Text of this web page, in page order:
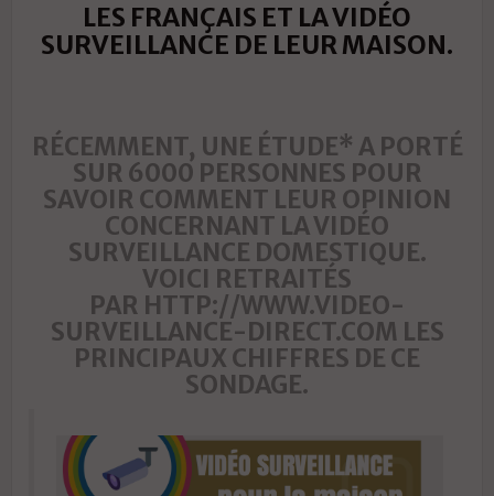
LES FRANÇAIS ET LA VIDÉO
SURVEILLANCE DE LEUR MAISON.
RÉCEMMENT, UNE ÉTUDE* A PORTÉ
SUR 6000 PERSONNES POUR
SAVOIR COMMENT LEUR OPINION
CONCERNANT LA VIDÉO
SURVEILLANCE DOMESTIQUE.
VOICI RETRAITÉS
PAR HTTP://WWW.VIDEO-
SURVEILLANCE-DIRECT.COM LES
PRINCIPAUX CHIFFRES DE CE
SONDAGE.